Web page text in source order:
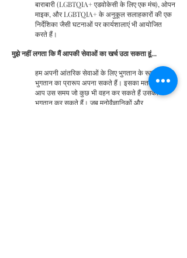
बाराबारी (LGBTQIA+ एडवोकेसी के लिए एक मंच), ओपन
माइक, और LGBTQIA+ के अनुकूल सलाहकारों की एक
निर्देशिका जैसी घटनाओं पर कार्यशालाएं भी आयोजित
करते हैं।
मुझे नहीं लगता कि मैं आपकी सेवाओं का खर्च उठा सकता हूं...
हम अपनी आंतरिक सेवाओं के लिए भुगतान के रूप में
भुगतान का प्रारूप अपना सकते हैं। इसका मतलब है कि
आप उस समय जो कुछ भी वहन कर सकते हैं उसका
भुगतान कर सकते हैं। जब मनोवैज्ञानिकों और